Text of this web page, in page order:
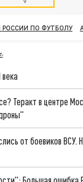
РОССИИ ПО ФУТБОЛУ
Теракт в центре
от боевиков
Большая ошибка